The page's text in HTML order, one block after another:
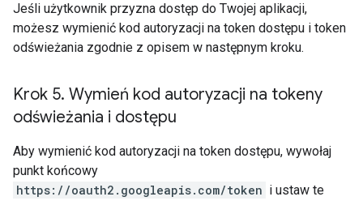
Jeśli użytkownik przyzna dostęp do Twojej aplikacji,
możesz wymienić kod autoryzacji na token dostępu i token
odświeżania zgodnie z opisem w następnym kroku.
Krok 5. Wymień kod autoryzacji na tokeny
odświeżania i dostępu
Aby wymienić kod autoryzacji na token dostępu, wywołaj
punkt końcowy
https://oauth2.googleapis.com/token i ustaw te